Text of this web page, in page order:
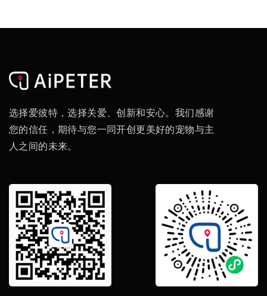
选择爱彼特，选择关爱、创新和安心。我们感谢
您的信任，期待与您一同开创更美好的宠物与主
人之间的未来。